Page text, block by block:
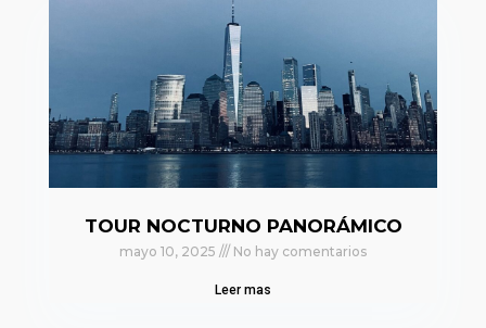
TOUR NOCTURNO PANORÁMICO
mayo 10, 2025 No hay comentarios
Leer mas